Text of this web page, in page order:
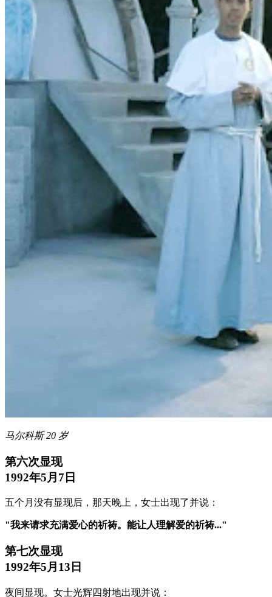
马尔科斯 20 岁
第六次显现
1992年5月7日
五个月没有显现后，那天晚上，女士出现了并说：
"我来请求充满爱心的祈祷。能让人理解爱的祈祷..."
第七次显现
1992年5月13日
夜间显现。女士光辉四射地出现并说：